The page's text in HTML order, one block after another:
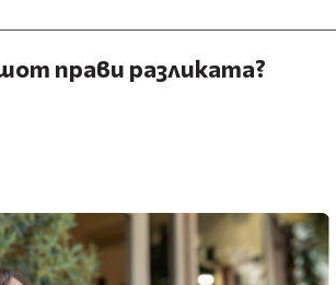
прави разликата?